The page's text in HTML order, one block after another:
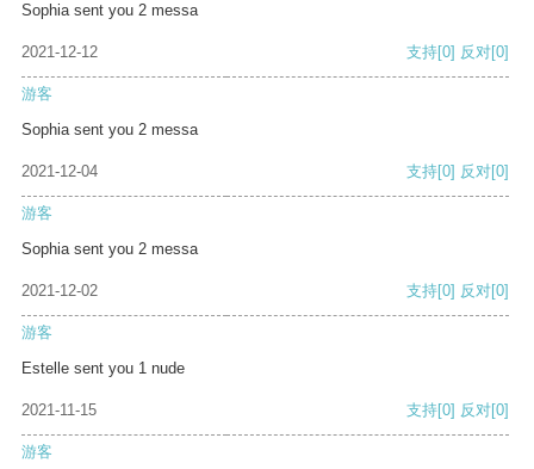
Sophia sent you 2 messa
2021-12-12 支持[0] 反对[0]
游客
Sophia sent you 2 messa
2021-12-04 支持[0] 反对[0]
游客
Sophia sent you 2 messa
2021-12-02 支持[0] 反对[0]
游客
Estelle sent you 1 nude
2021-11-15 支持[0] 反对[0]
游客